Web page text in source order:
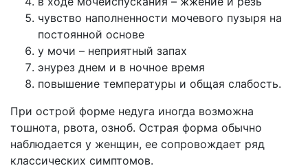
чувство наполненности мочевого пузыря на
постоянной основе
у мочи – неприятный запах
энурез днем и в ночное время
повышение температуры и общая слабость.
При острой форме недуга иногда возможна
тошнота, рвота, озноб. Острая форма обычно
наблюдается у женщин, ее сопровождает ряд
классических симптомов.